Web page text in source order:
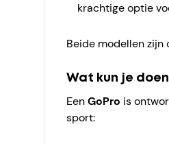
krachtige optie
Beide modellen zijn
Wat kun je
EenGoPro is
sport: